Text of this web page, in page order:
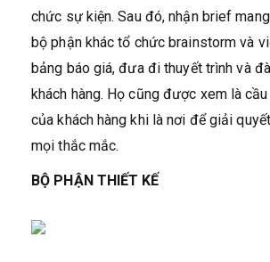
chức sự kiện. Sau đó, nhận brief
bộ phận khác tổ chức brainstorm và
bảng báo giá, đưa đi thuyết trình và
khách hàng. Họ cũng được xem là
của khách hàng khi là nơi để giải
mọi thắc mắc.
BỘ PHẬN THIẾT KẾ